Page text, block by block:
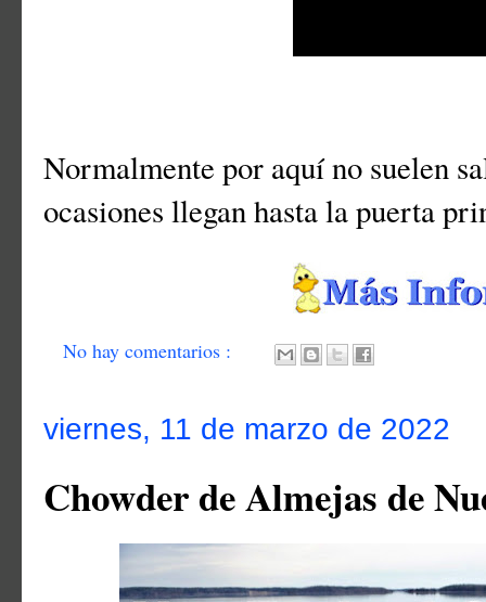
Normalmente por aquí no suelen
ocasiones llegan hasta la puerta
No hay comentarios :
viernes, 11 de marzo de 2022
Chowder de Almejas de